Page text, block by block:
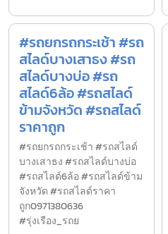
#รถยกรถกระเช้า #รถ
สไลด์บางเสาธง #รถ
สไลด์บางบ่อ #รถ
สไลด์6ล้อ #รถสไลด์
ข้ามจังหวัด #รถสไลด์
ราคาถูก
#รถยกรถกระเช้า #รถสไลด์
บางเสาธง #รถสไลด์บางบ่อ
#รถสไลด์6ล้อ #รถสไลด์ข้าม
จังหวัด #รถสไลด์ราคา
ถูก0971380636
#รุ่งเรือง_รถย